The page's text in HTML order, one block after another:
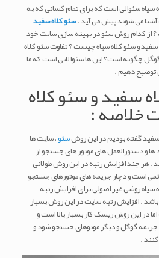
سیاه سئوالی است که برای تمام کسانی که به
آشنا می شوند پیش می آید .سئو کلاه سفید
کدام روش سئو در بهینه سازی سایت خود
سفید و سئو کلاه سیاه چیست ؟ تفاوت سئو کلاه
چگونه است؟ این ها سئوالاتی است که ما
توضیح دهیم .
سفید و سئو کلاه
خلاصه :
سفید گفته بودیم در این روشسئو، سایت ها
ها و دستورالعمل های موتور های جستجو از
. هر چند افزایش رتبه در این روش طولانی
است و دچار جریمه های موتورهای جستجو
روشی غیر اصولی برای افزایش رتبه
. افزایش رتبه سایت در این روش بسیار
در این روش ریسک کار بسیار بالا است و
گوگل و دیگر موتوهای جستجو شود و
.